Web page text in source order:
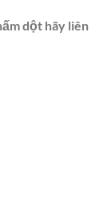
dột hãy liên